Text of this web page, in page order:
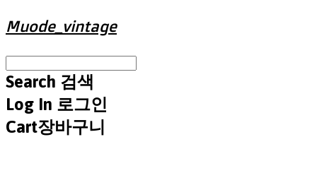
Muode_vintage
Search 검색
Log In 로그인
Cart장바구니